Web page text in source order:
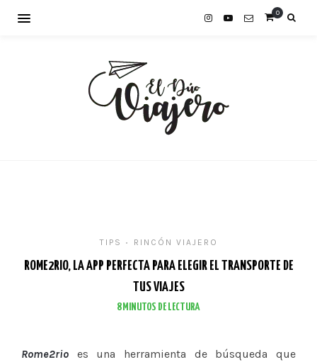
0
TIPS • RINCÓN VIAJERO
ROME2RIO, LA APP PERFECTA PARA ELEGIR EL TRANSPORTE DE
TUS VIAJES
8MINUTOS DE LECTURA
Rome2rio es una herramienta de búsqueda que